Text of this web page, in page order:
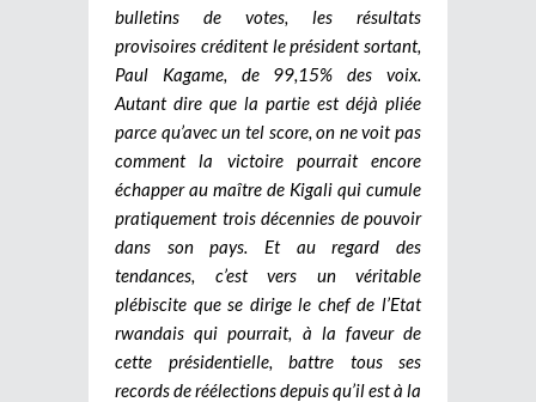
bulletins de votes, les résultats
provisoires créditent le président sortant,
Paul Kagame, de 99,15% des voix.
Autant dire que la partie est déjà pliée
parce qu’avec un tel score, on ne voit pas
comment la victoire pourrait encore
échapper au maître de Kigali qui cumule
pratiquement trois décennies de pouvoir
dans son pays. Et au regard des
tendances, c’est vers un véritable
plébiscite que se dirige le chef de l’Etat
rwandais qui pourrait, à la faveur de
cette présidentielle, battre tous ses
records de réélections depuis qu’il est à la